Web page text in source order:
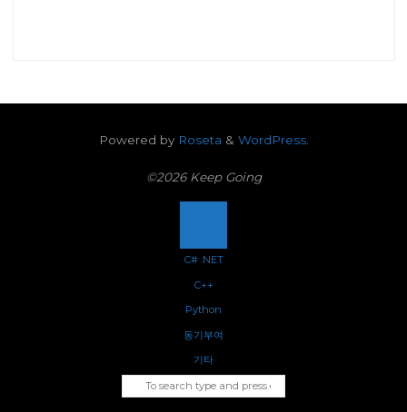
Powered byRoseta & WordPress.
©2026 Keep Going
C# .NET
C++
Python
동기부여
기타
SEARCH
Back
to
Top